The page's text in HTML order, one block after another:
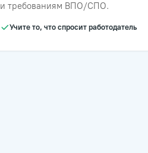
и требованиям ВПО/СПО.
Учите то, что спросит работодатель